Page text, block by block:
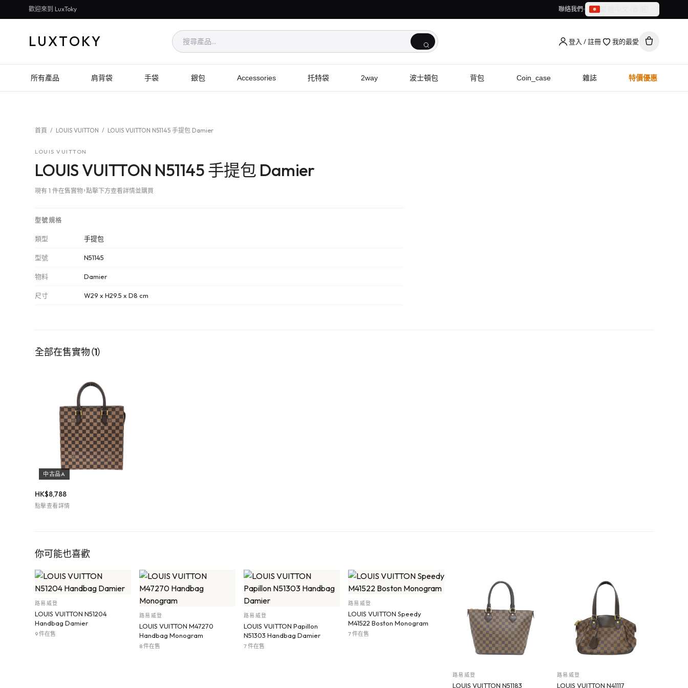
歡迎來到 LuxToky 聯絡我們
繁體中文（香港）
LUXTOKY 登入 / 註冊 我的最愛
所有產品 肩背袋 手袋 銀包 Accessories 托特袋 2way 波士頓包 背包 Coin_case 雜誌 特價優惠
首頁 / LOUIS VUITTON / LOUIS VUITTON N51145 手提包 Damier
LOUIS VUITTON
LOUIS VUITTON N51145 手提包 Damier
現有 1 件在售實物，點擊下方查看詳情並購買
型號規格
類型 手提包
型號 N51145
物料 Damier
尺寸 W29 x H29.5 x D8 cm
全部在售實物（1）
中古品A
HK$8,788
點擊查看詳情
你可能也喜歡
路易威登
LOUIS VUITTON N51204
Handbag Damier
9 件在售
路易威登
LOUIS VUITTON M47270
Handbag Monogram
8 件在售
路易威登
LOUIS VUITTON Papillon
N51303 Handbag Damier
7 件在售
路易威登
LOUIS VUITTON Speedy
M41522 Boston Monogram
7 件在售
路易威登
LOUIS VUITTON N51183
路易威登
LOUIS VUITTON N41117